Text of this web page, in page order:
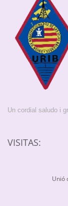
Un cordial saludo i
VISITAS:
Unió